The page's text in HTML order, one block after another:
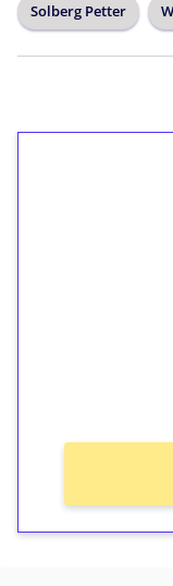
Solberg Petter